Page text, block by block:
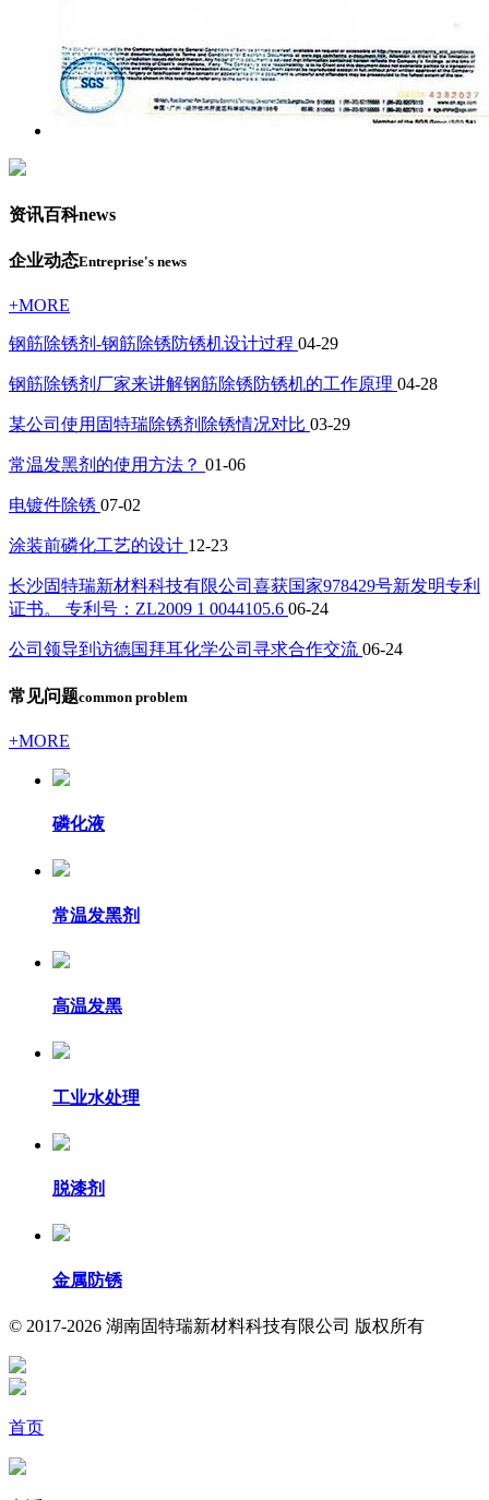
资讯百科news
企业动态Entreprise's news
+MORE
钢筋除锈剂-钢筋除锈防锈机设计过程 04-29
钢筋除锈剂厂家来讲解钢筋除锈防锈机的工作原理 04-28
某公司使用固特瑞除锈剂除锈情况对比 03-29
常温发黑剂的使用方法？ 01-06
电镀件除锈 07-02
涂装前磷化工艺的设计 12-23
长沙固特瑞新材料科技有限公司喜获国家978429号新发明专利
证书。 专利号：ZL2009 1 0044105.6 06-24
公司领导到访德国拜耳化学公司寻求合作交流 06-24
常见问题common problem
+MORE
磷化液
常温发黑剂
高温发黑
工业水处理
脱漆剂
金属防锈
© 2017-2026 湖南固特瑞新材料科技有限公司 版权所有
首页